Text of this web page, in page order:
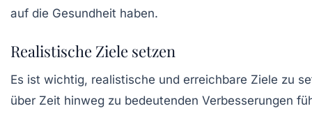
auf die Gesundheit haben.
Realistische Ziele setzen
Es ist wichtig, realistische und erreichbare Ziele zu
über Zeit hinweg zu bedeutenden Verbesserungen